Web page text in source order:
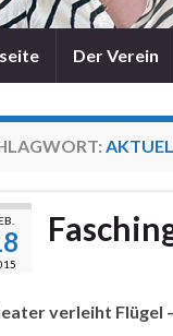
Der Verein
verleiht Flügel